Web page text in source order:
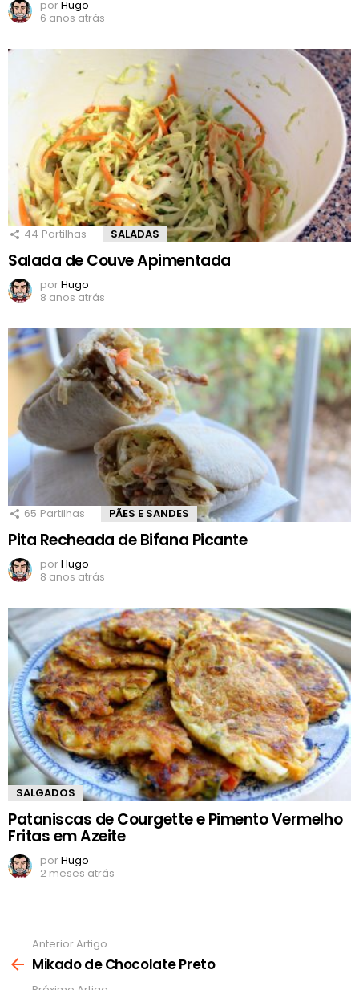
porHugo
6 anos atrás
44 Partilhas SALADAS
Salada de Couve Apimentada
porHugo
8 anos atrás
65 Partilhas PÃES E SANDES
Pita Recheada de Bifana Picante
porHugo
8 anos atrás
SALGADOS
Pataniscas de Courgette e Pimento Vermelho
Fritas em Azeite
porHugo
2 meses atrás
mais
Anterior Artigo
Mikado de Chocolate Preto